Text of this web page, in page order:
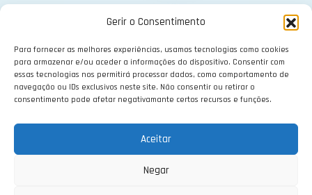
Gerir o Consentimento
Para fornecer as melhores experiências, usamos tecnologias como cookies
para armazenar e/ou aceder a informações do dispositivo. Consentir com
essas tecnologias nos permitirá processar dados, como comportamento de
navegação ou IDs exclusivos neste site. Não consentir ou retirar o
consentimento pode afetar negativamante certos recursos e funções.
Aceitar
Negar
PARTICULAR
Peça-nos aqui proposta de Sistema
PEDIR PROPOSTA